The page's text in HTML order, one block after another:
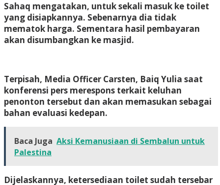
Sahaq mengatakan, untuk sekali masuk ke toilet
yang disiapkannya. Sebenarnya dia tidak
mematok harga. Sementara hasil pembayaran
akan disumbangkan ke masjid.
Terpisah, Media Officer Carsten, Baiq Yulia saat
konferensi pers merespons terkait keluhan
penonton tersebut dan akan memasukan sebagai
bahan evaluasi kedepan.
Baca Juga Aksi Kemanusiaan di Sembalun untuk
Palestina
Dijelaskannya, ketersediaan toilet sudah tersebar